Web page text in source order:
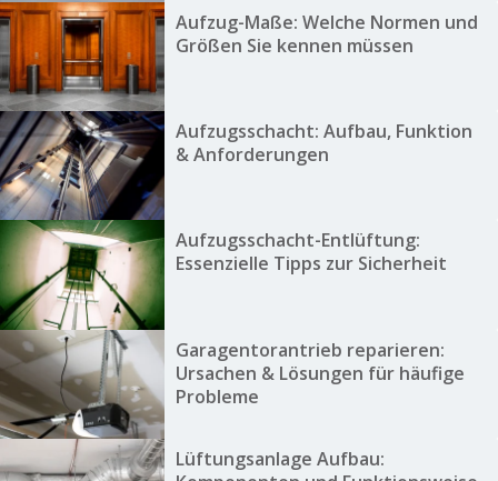
Aufzug-Maße: Welche Normen und
Größen Sie kennen müssen
Aufzugsschacht: Aufbau, Funktion
& Anforderungen
Aufzugsschacht-Entlüftung:
Essenzielle Tipps zur Sicherheit
Garagentorantrieb reparieren:
Ursachen & Lösungen für häufige
Probleme
Lüftungsanlage Aufbau: